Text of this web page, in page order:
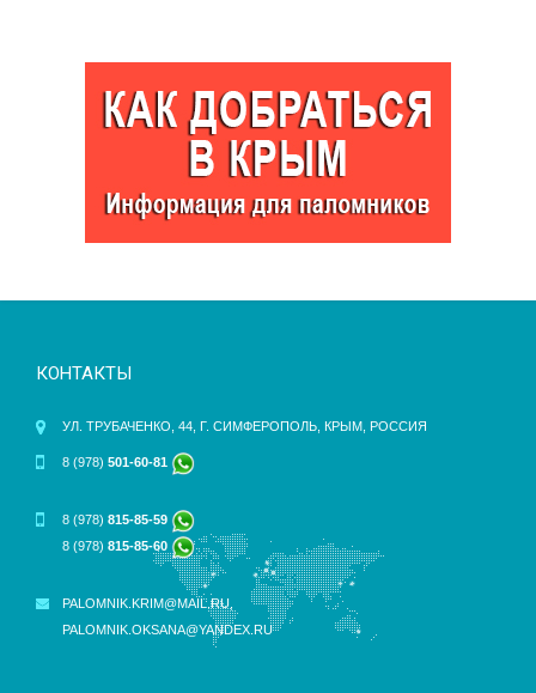
КОНТАКТЫ
УЛ. ТРУБАЧЕНКО, 44, Г. СИМФЕРОПОЛЬ, КРЫМ, РОССИЯ
8 (978) 501-60-81
8 (978) 815-85-59
8 (978) 815-85-60
PALOMNIK.KRIM@MAIL.RU
PALOMNIK.OKSANA@YANDEX.RU